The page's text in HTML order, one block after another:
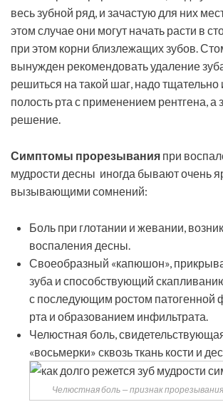
весь зубной ряд, и зачастую для них
этом случае они могут начать расти в
при этом корни близлежащих зубов.
вынужден рекомендовать удаление
решиться на такой шаг, надо тщательно
полость рта с применением рентгена, а
решение.
Симптомы прорезывания при
мудрости десны иногда бывают очень
вызывающими сомнений:
Боль при глотании и жевании,
воспаления десны.
Своеобразный «капюшон»,
зуба и способствующий
с последующим ростом патогенной
рта и образованием инфильтрата.
Челюстная боль,
«восьмерки» сквозь ткань кости и
Челюстная боль — признак